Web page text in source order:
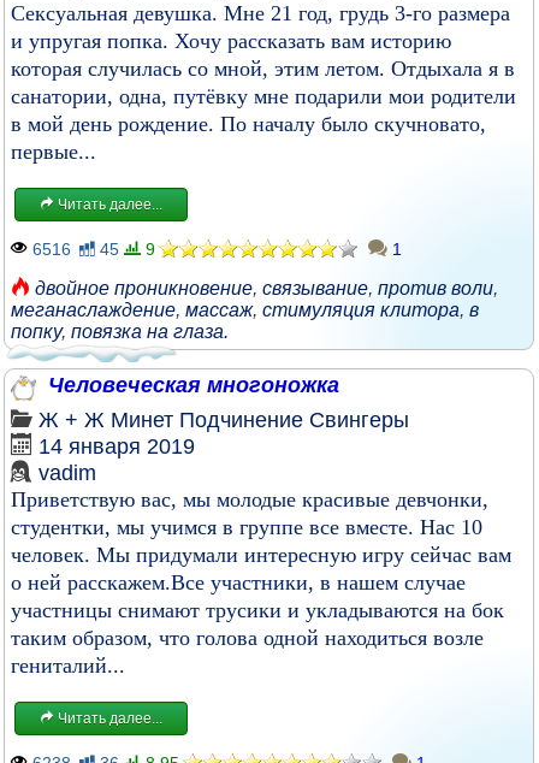
Сексуальная девушка. Мне 21 год, грудь 3-го размера
и упругая попка. Хочу рассказать вам историю
которая случилась со мной, этим летом. Отдыхала я в
санатории, одна, путёвку мне подарили мои родители
в мой день рождение. По началу было скучновато,
первые...
Читать далее...
6516 45 9 1
двойное проникновение, связывание, против воли,
меганаслаждение, массаж, стимуляция клитора, в
попку, повязка на глаза.
Человеческая многоножка
Ж + Ж Минет Подчинение Свингеры
14 января 2019
vadim
Приветствую вас, мы молодые красивые девчонки,
студентки, мы учимся в группе все вместе. Нас 10
человек. Мы придумали интересную игру сейчас вам
о ней расскажем.Все участники, в нашем случае
участницы снимают трусики и укладываются на бок
таким образом, что голова одной находиться возле
гениталий...
Читать далее...